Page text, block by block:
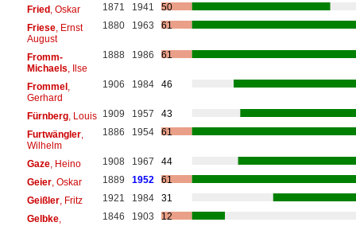
Fried, Oskar 1871 1941
50
Friese, Ernst
August
1880 1963 61
Fromm-
Michaels , Ilse
1888 1986 61
Frommel,
Gerhard
1906 1984 46
Fürnberg, Louis 1909 1957
43
Furtwängler,
Wilhelm
1886 1954 61
Gaze, Heino 1908 1967
44
Geier, Oskar 1889 1952
61
Geißler, Fritz 1921 1984
31
Gelbke,
1846 1903 12